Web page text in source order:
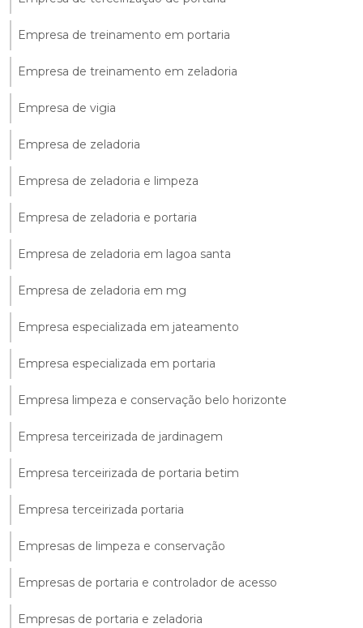
Empresa de treinamento em portaria
Empresa de treinamento em zeladoria
Empresa de vigia
Empresa de zeladoria
Empresa de zeladoria e limpeza
Empresa de zeladoria e portaria
Empresa de zeladoria em lagoa santa
Empresa de zeladoria em mg
Empresa especializada em jateamento
Empresa especializada em portaria
Empresa limpeza e conservação belo horizonte
Empresa terceirizada de jardinagem
Empresa terceirizada de portaria betim
Empresa terceirizada portaria
Empresas de limpeza e conservação
Empresas de portaria e controlador de acesso
Empresas de portaria e zeladoria